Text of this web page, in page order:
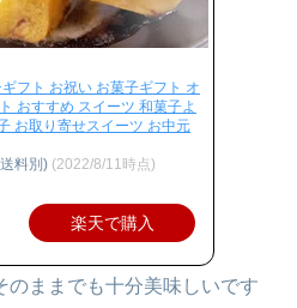
フト お祝い お菓子ギフト オ
おすすめ スイーツ 和菓子よ
お取り寄せスイーツ お中元
料別) (2022/8/11時点)
楽天で購入
のままでも十分美味しいです